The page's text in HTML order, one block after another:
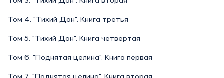
Том 4. "Тихий Дон". Книга третья
Том 5. "Тихий Дон". Книга четвертая
Том 6. "Поднятая целина". Книга первая